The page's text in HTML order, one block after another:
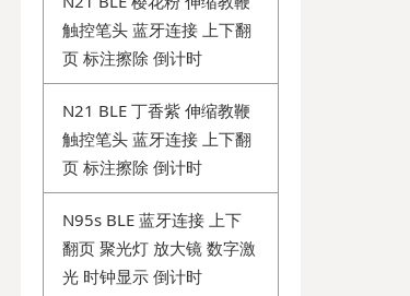
触控笔头 蓝牙连接 上下翻
页 标注擦除 倒计时
N21 BLE 丁香紫 伸缩教鞭
触控笔头 蓝牙连接 上下翻
页 标注擦除 倒计时
N95s BLE 蓝牙连接 上下
翻页 聚光灯 放大镜 数字激
光 时钟显示 倒计时